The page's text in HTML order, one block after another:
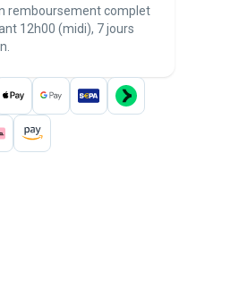
(du premier
pour bénéficier de la
Pawshake
remboursement complet
12h00 (midi), 7 jours